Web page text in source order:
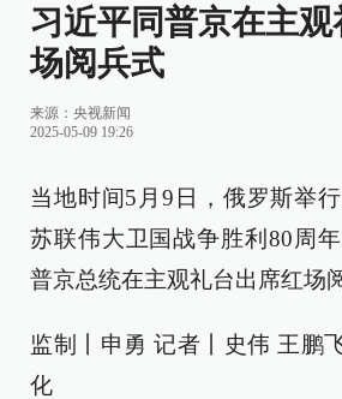
习近平同普京在主
场阅兵式
来源： 央视新闻
2025-05-09 19:26
当地时间5月9日，俄罗斯举
苏联伟大卫国战争胜利80周
普京总统在主观礼台出席红场
监制丨申勇 记者丨史伟 王鹏
化